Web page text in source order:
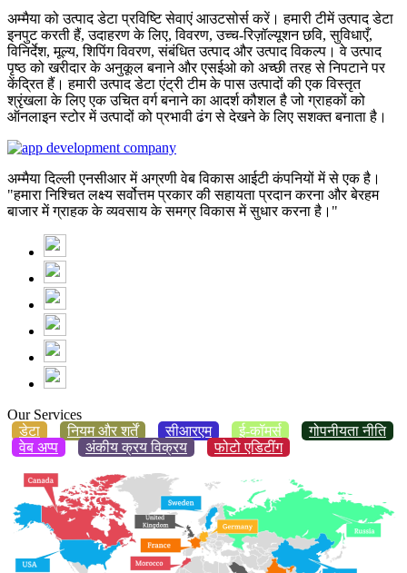
अम्मैया को उत्पाद डेटा प्रविष्टि सेवाएं आउटसोर्स करें। हमारी टीमें उत्पाद डेटा
इनपुट करती हैं, उदाहरण के लिए, विवरण, उच्च-रिज़ॉल्यूशन छवि, सुविधाएँ,
विनिर्देश, मूल्य, शिपिंग विवरण, संबंधित उत्पाद और उत्पाद विकल्प। वे उत्पाद
पृष्ठ को खरीदार के अनुकूल बनाने और एसईओ को अच्छी तरह से निपटाने पर
केंद्रित हैं। हमारी उत्पाद डेटा एंट्री टीम के पास उत्पादों की एक विस्तृत
श्रृंखला के लिए एक उचित वर्ग बनाने का आदर्श कौशल है जो ग्राहकों को
ऑनलाइन स्टोर में उत्पादों को प्रभावी ढंग से देखने के लिए सशक्त बनाता है।
अम्मैया दिल्ली एनसीआर में अग्रणी वेब विकास आईटी कंपनियों में से एक है।
"हमारा निश्चित लक्ष्य सर्वोत्तम प्रकार की सहायता प्रदान करना और बेरहम
बाजार में ग्राहक के व्यवसाय के समग्र विकास में सुधार करना है।"
Our Services
डेटा
नियम और शर्तें सीआरएम ई-कॉमर्स
गोपनीयता नीति
वेब अप्प
अंकीय क्रय विक्रय फोटो एडिटींग